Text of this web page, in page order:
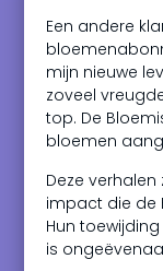
Een andere
mijn nieuwe
zoveel
top. De
bloemen
Deze
impact die de
Hun
is